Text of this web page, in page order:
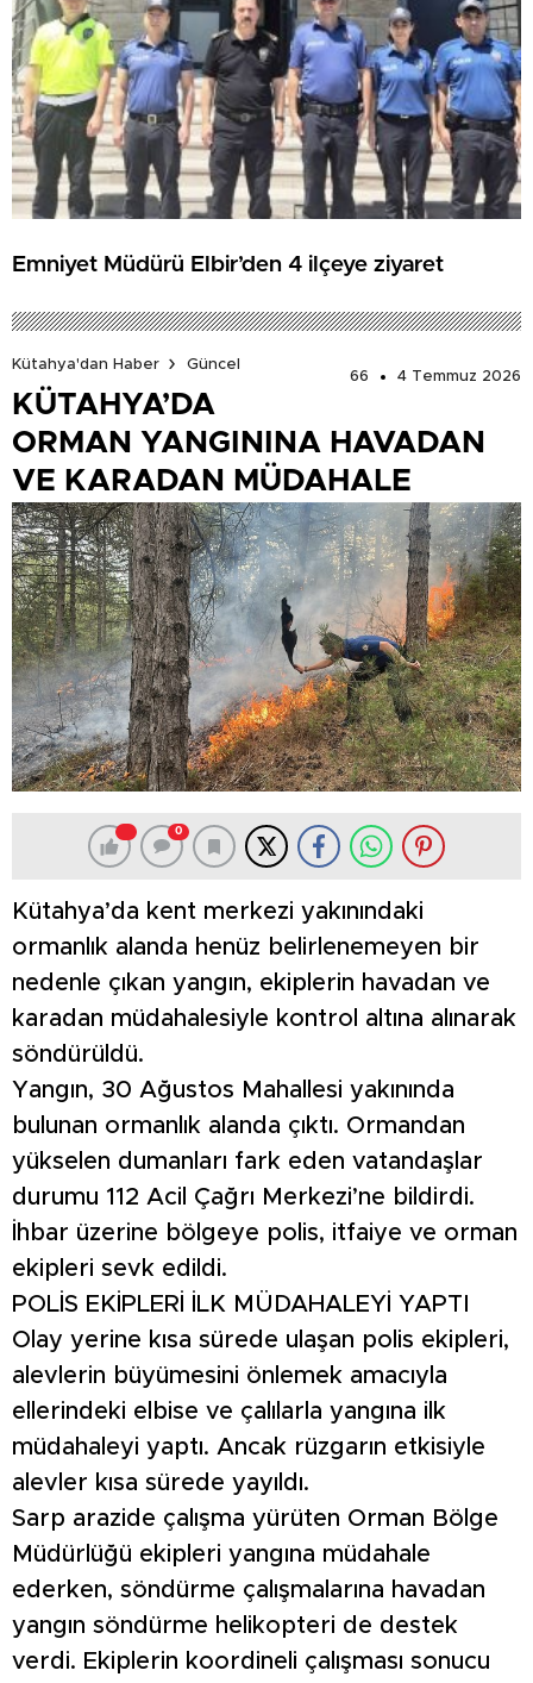
Emniyet Müdürü Elbir’den 4 ilçeye ziyaret
Kütahya'dan Haber
Güncel
66
4 Temmuz 2026
KÜTAHYA’DA
ORMAN YANGININA HAVADAN
VE KARADAN MÜDAHALE
0
Kütahya’da kent merkezi yakınındaki
ormanlık alanda henüz belirlenemeyen bir
nedenle çıkan yangın, ekiplerin havadan ve
karadan müdahalesiyle kontrol altına alınarak
söndürüldü.
Yangın, 30 Ağustos Mahallesi yakınında
bulunan ormanlık alanda çıktı. Ormandan
yükselen dumanları fark eden vatandaşlar
durumu 112 Acil Çağrı Merkezi’ne bildirdi.
İhbar üzerine bölgeye polis, itfaiye ve orman
ekipleri sevk edildi.
POLİS EKİPLERİ İLK MÜDAHALEYİ YAPTI
Olay yerine kısa sürede ulaşan polis ekipleri,
alevlerin büyümesini önlemek amacıyla
ellerindeki elbise ve çalılarla yangına ilk
müdahaleyi yaptı. Ancak rüzgarın etkisiyle
alevler kısa sürede yayıldı.
Sarp arazide çalışma yürüten Orman Bölge
Müdürlüğü ekipleri yangına müdahale
ederken, söndürme çalışmalarına havadan
yangın söndürme helikopteri de destek
verdi. Ekiplerin koordineli çalışması sonucu